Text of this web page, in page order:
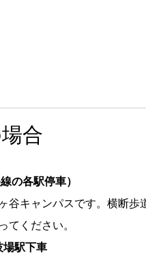
合
の各駅停車）
谷キャンパスです。横断
てください。
場駅下車